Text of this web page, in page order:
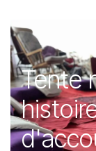
Tente